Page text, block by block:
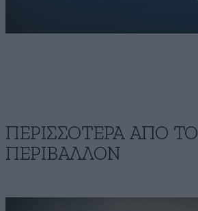
ΠΕΡΙΣΣΟΤΕΡΑ ΑΠΟ ΤΟ
ΠΕΡΙΒΑΛΛΟΝ